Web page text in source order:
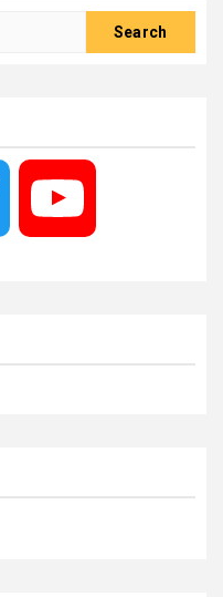
Twitter